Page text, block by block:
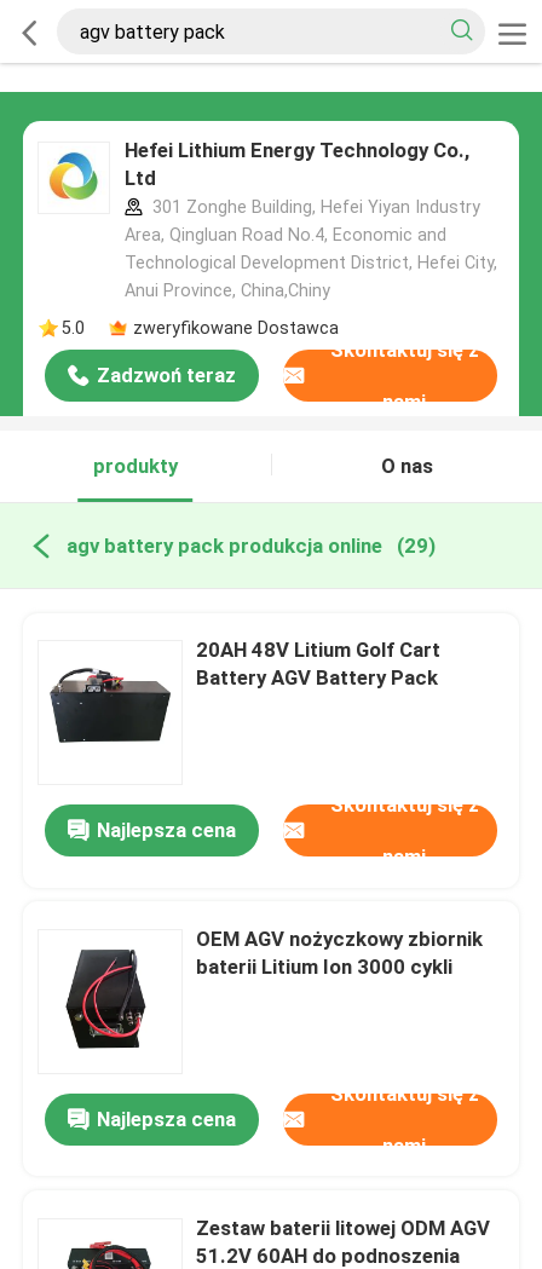
Hefei Lithium Energy Technology Co.,
Ltd
301 Zonghe Building, Hefei Yiyan Industry
Area, Qingluan Road No.4, Economic and
Technological Development District, Hefei City,
Anui Province, China,Chiny
5.0
zweryfikowane Dostawca
Zadzwoń teraz
Skontaktuj się z
nami
produkty O nas
agv battery pack produkcja online (29)
20AH 48V Litium Golf Cart
Battery AGV Battery Pack
Najlepsza cena
Skontaktuj się z
nami
OEM AGV nożyczkowy zbiornik
baterii Litium Ion 3000 cykli
Najlepsza cena
Skontaktuj się z
nami
Zestaw baterii litowej ODM AGV
51.2V 60AH do podnoszenia